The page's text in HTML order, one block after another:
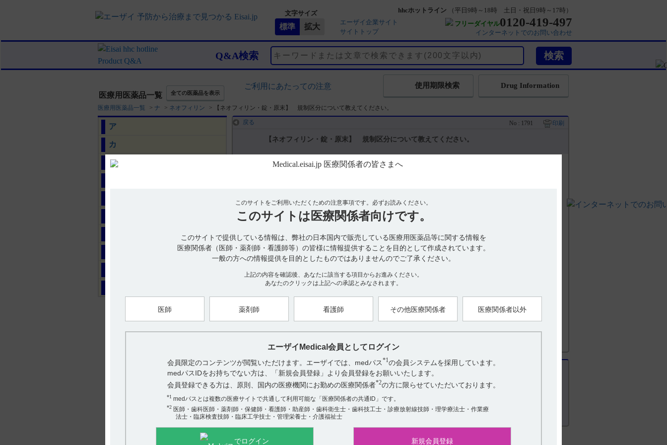
文字サイズ
エーザイ企業サイト
サイトトップ
hhcホットライン
（平日9時～18時 土日・祝日9時～17時）
フリーダイヤル0120-419-497
インターネットでのお問い合わせ
Q&A検索
医療用医薬品一覧 全ての医薬品を表示
ご利用にあたっての注意 Drug Information
使用期限検索
医療用医薬品一覧 > ナ > ネオフィリン > 【ネオフィリン・錠・原末】 規制区分について教えてください。
ア
カ
サ
このサイトをご利用いただくための注意事項です。 必ずお読みください。
このサイトは 医療関係者向けです。
このサイトで提供している情報は、弊社の日本国内で販売している医療用医薬品等に関する情報を
医療関係者（医師・薬剤師・看護師等）の皆様に情報提供することを目的として作成されています。
一般の方への情報提供を目的としたものではありませんのでご了承ください。
上記の内容を確認後、あなたに該当する項目からお進みください。
あなたのクリックは上記への承認とみなされます。
医師 薬剤師 看護師 その他医療関係者 医療関係者以外
エーザイMedical会員としてログイン
会員限定のコンテンツが閲覧いただけます。エーザイでは、medパス*1の会員システムを採用しています。
medパスIDをお持ちでない方は、「新規会員登録」より会員登録をお願いいたします。
会員登録できる方は、原則、国内の医療機関にお勤めの医療関係者*2の方に限らせていただいております。
*1medパスとは複数の医療サイトで共通して利用可能な「医療関係者の共通ID」です。
*2医師・歯科医師・薬剤師・保健師・看護師・助産師・歯科衛生士・歯科技工士・診療放射線技師・理学療法士・作業療
法士・臨床検査技師・臨床工学技士・管理栄養士・介護福祉士
でログイン 新規会員登録
戻る No : 1791 印刷
【ネオフィリン・錠・原末】 規制区分について教えてください。
回答
■規制区分（引用1）
製 剤：ネオフィリン錠100mg 処方箋医薬品注）
注）注意－医師等の処方箋により使用すること。
有効成分：アミノフィリン水和物 劇薬
【引用】
1）ネオフィリン錠100mg・原末インタビューフォーム2023年10月改訂（第11版） X．管理的事項に関する項
【更新年月】
2024年5月
アンケート:ご意見をお聞かせください
役に立った
役に立たなかった